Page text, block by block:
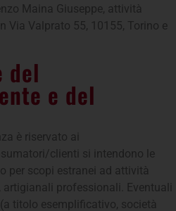
Maina Giuseppe, attività
Via Valprato 55, 10155, Torino e
del
e del
è riservato ai
clienti si intendono le
per scopi estranei ad attività
professionali. Eventuali
titolo esemplificativo, società